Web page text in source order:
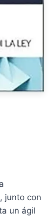
junto con
un ágil